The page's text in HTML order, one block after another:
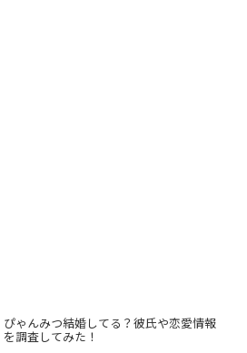
ぴゃんみつ結婚してる？彼氏や恋愛情報
を調査してみた！